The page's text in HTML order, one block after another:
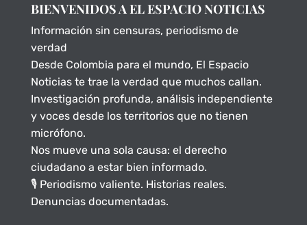
BIENVENIDOS A EL ESPACIO NOTICIAS
Información sin censuras, periodismo de
verdad
Desde Colombia para el mundo, El Espacio
Noticias te trae la verdad que muchos callan.
Investigación profunda, análisis independiente
y voces desde los territorios que no tienen
micrófono.
Nos mueve una sola causa: el derecho
ciudadano a estar bien informado.
🎙️ Periodismo valiente. Historias reales.
Denuncias documentadas.